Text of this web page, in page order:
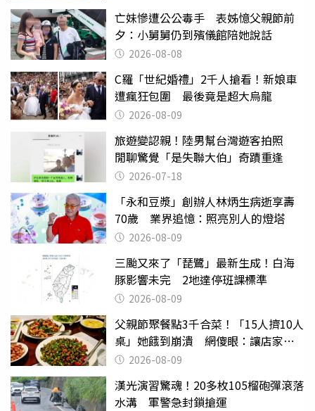
亡妹慘遭公公毒手 表姊憶父親節前
夕：小舅舅仍到殯儀館陪她說話
2026-08-08
C羅「世紀婚禮」2千人搶看！新娘車
遭瘋狂包圍 最後竟是超大烏龍
2026-08-09
旅遊變認親！陸男幫台灣遊客拍照
閒聊驚覺「是失聯大伯」奇蹟重逢
2026-07-18
「永和豆漿」創辦人林炳生病逝享壽
70歲 業界追憶：照亮別人的燈塔
2026-08-09
三颱又來了「琵鷺」最新生成！白海
豚影響未完 2地達停班課標準
2026-08-09
父親節聚餐點3千合菜！「15人擠10人
桌」她餓到崩潰 網傻眼：讓店家看
笑話2026-08-09
漢光演習驚魂！20多枚105榴砲彈滾落
水溝 軍警急封鎖搶運